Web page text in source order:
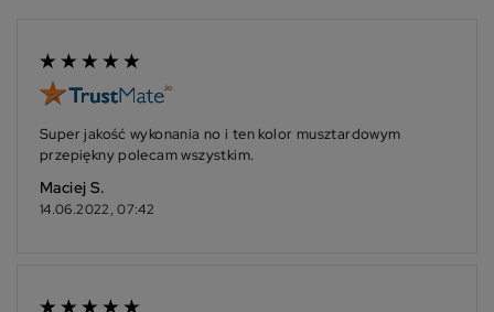
Super jakość wykonania no i ten kolor musztardowym
przepiękny polecam wszystkim.
Maciej S.
14.06.2022, 07:42